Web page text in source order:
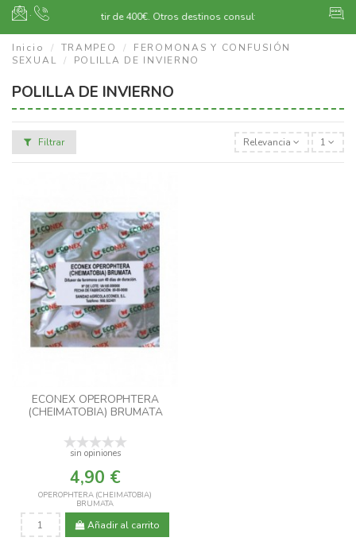
·
Envío gratuito a partir de 400€. Otros destinos consultar
Inicio TRAMPEO
FEROMONAS Y CONFUSIÓN
SEXUAL
POLILLA DE INVIERNO
POLILLA DE INVIERNO
Filtrar Relevancia 1
ECONEX OPEROPHTERA
(CHEIMATOBIA) BRUMATA
sin opiniones
4,90 €
OPEROPHTERA (CHEIMATOBIA)
BRUMATA
Añadir al carrito